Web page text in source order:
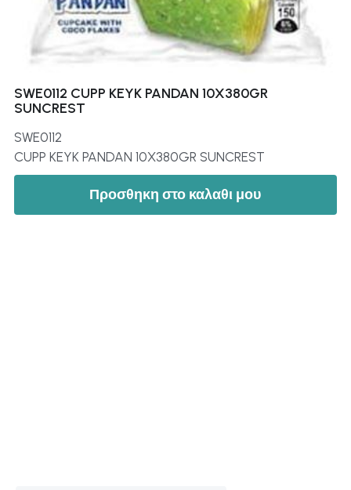
SWE0112 CUPP KEYK PANDAN 10X380GR
SUNCREST
SWE0112
CUPP KEYK PANDAN 10X380GR SUNCREST
Προσθηκη στο καλαθι μου